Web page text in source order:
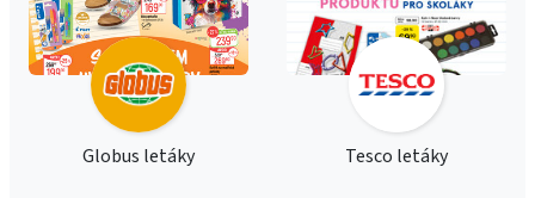
Globus letáky Tesco letáky